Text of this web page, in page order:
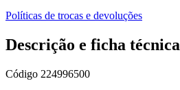
Políticas de trocas e devoluções
Descrição e ficha técnica
Código 224996500